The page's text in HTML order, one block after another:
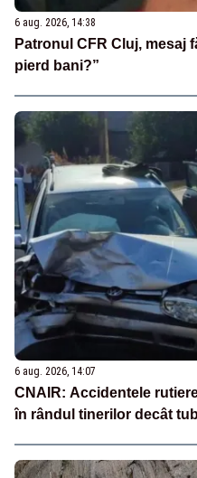
6 aug. 2026, 14:38
Patronul CFR Cluj, mesaj
pierd bani?”
6 aug. 2026, 14:07
CNAIR: Accidentele
în rândul tinerilor decât